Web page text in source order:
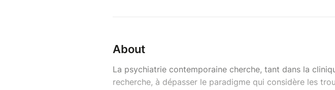
About
La psychiatrie contemporaine cherche, tant dans la
recherche, à dépasser le paradigme qui considère les